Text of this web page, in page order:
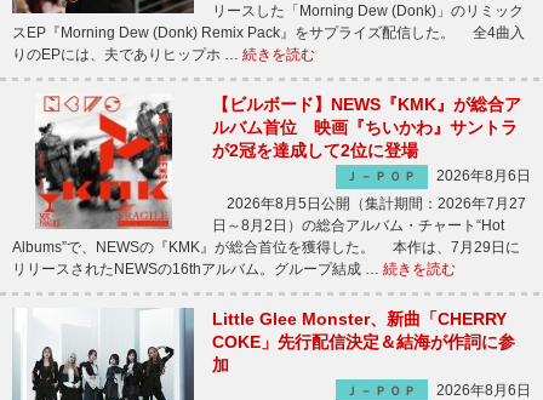
リースした「Morning Dew (Donk)」のリミック
スEP『Morning Dew (Donk) Remix Pack』をサプライズ配信した。 全4曲入
りのEPには、夫でありヒップホ … 続きを読む
【ビルボード】NEWS『KMK』が総合ア
ルバム首位 映画『ちいかわ』サントラ
が2冠を達成して2位に登場
Ｊ－ＰＯＰ
2026年8月6日
2026年8月5日公開（集計期間：2026年7月27
日～8月2日）の総合アルバム・チャート“Hot
Albums”で、NEWSの『KMK』が総合首位を獲得した。 本作は、7月29日に
リリースされたNEWSの16thアルバム。グループ結成 … 続きを読む
Little Glee Monster、新曲「CHERRY
COKE」先行配信決定＆結海が作詞に参
加
Ｊ－ＰＯＰ
2026年8月6日